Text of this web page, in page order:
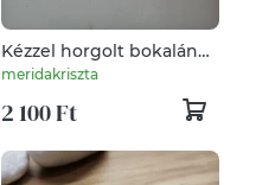
Kézzel horgolt bokalánc
nyárra
meridakriszta
2 100 Ft